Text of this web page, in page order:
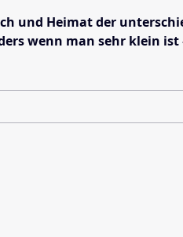
und Heimat der
wenn man sehr klein ist